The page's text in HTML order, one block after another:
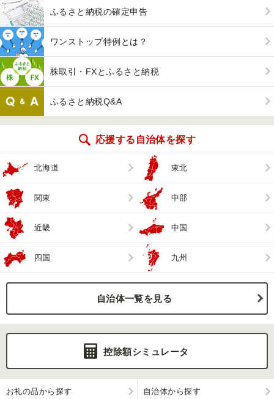
ふるさと納税の確定申告
ワンストップ特例とは？
株取引・FXとふるさと納税
ふるさと納税Q&A
応援する自治体を探す
北海道 東北
関東 中部
近畿 中国
四国 九州
自治体一覧を見る
控除額シミュレータ
お礼の品から探す 自治体から探す